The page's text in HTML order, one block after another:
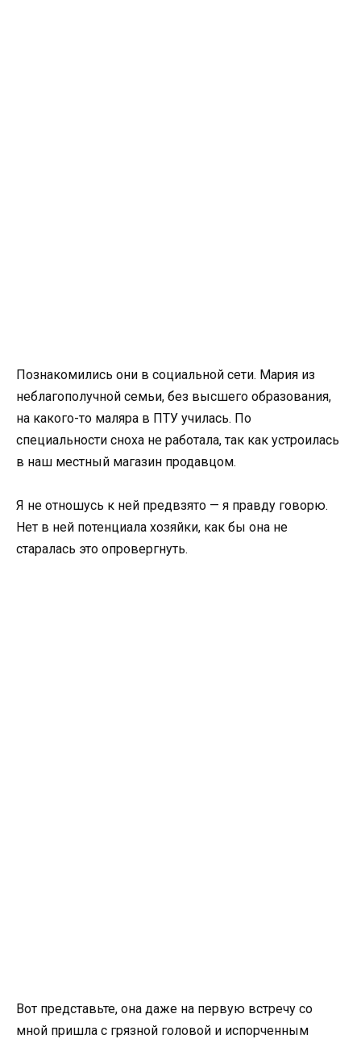
Познакомились они в социальной сети. Мария из
неблагополучной семьи, без высшего образования,
на какого-то маляра в ПТУ училась. По
специальности сноха не работала, так как устроилась
в наш местный магазин продавцом.
Я не отношусь к ней предвзято — я правду говорю.
Нет в ней потенциала хозяйки, как бы она не
старалась это опровергнуть.
Вот представьте, она даже на первую встречу со
мной пришла с грязной головой и испорченным